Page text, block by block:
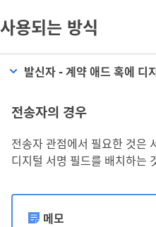
사용되는 방식
발신자 - 계약 애드 혹에 디
전송자의 경우
전송자 관점에서 필요한 것은
디지털 서명 필드를 배치하는
메모